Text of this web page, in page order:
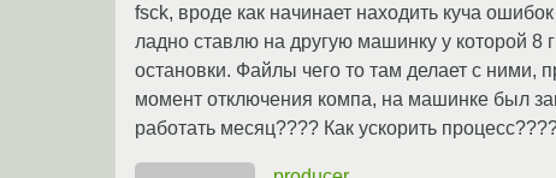
fsck, вроде как начинает находить куча
ладно ставлю на другую машинку у которой 8
остановки. Файлы чего то там делает с
момент отключения компа, на машинке был
работать месяц???? Как ускорить